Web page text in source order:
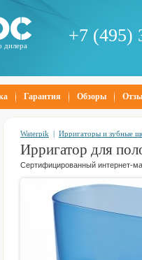
дилера
+7 (495)
Гарантия Обзоры
Waterpik | Ирригаторы и зубные
Ирригатор для
Сертифицированный интернет-